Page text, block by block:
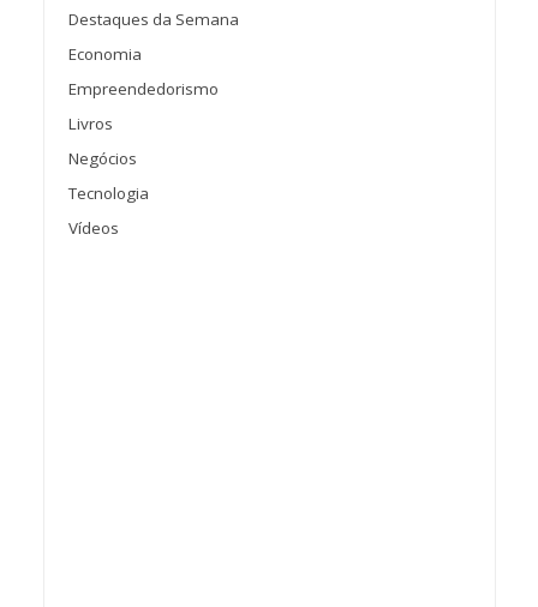
Destaques da Semana
Economia
Empreendedorismo
Livros
Negócios
Tecnologia
Vídeos